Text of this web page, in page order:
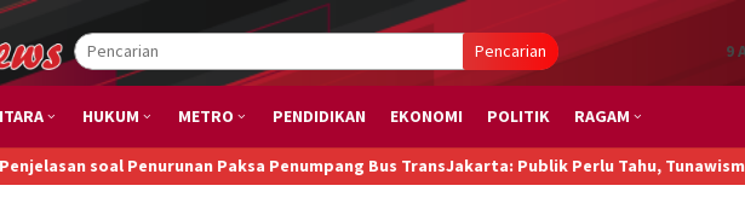
Pencarian 9
HUKUM METRO PENDIDIKAN EKONOMI POLITIK RAGAM
Paksa Penumpang Bus TransJakarta: Publik Perlu Tahu, Tunawisma atau Bukan?